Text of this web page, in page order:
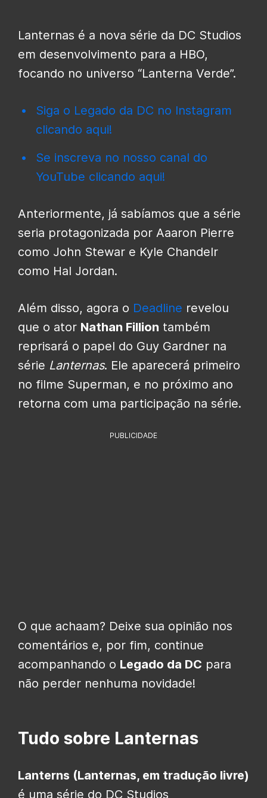
Lanternas é a nova série da DC Studios
em desenvolvimento para a HBO,
focando no universo “Lanterna Verde”.
Siga o Legado da DC no Instagram
clicando aqui!
Se inscreva no nosso canal do
YouTube clicando aqui!
Anteriormente, já sabíamos que a série
seria protagonizada por Aaaron Pierre
como John Stewar e Kyle Chandelr
como Hal Jordan.
Além disso, agora o Deadline revelou
que o ator Nathan Fillion também
reprisará o papel do Guy Gardner na
série Lanternas. Ele aparecerá primeiro
no filme Superman, e no próximo ano
retorna com uma participação na série.
PUBLICIDADE
O que achaam? Deixe sua opinião nos
comentários e, por fim, continue
acompanhando o Legado da DC para
não perder nenhuma novidade!
Tudo sobre Lanternas
Lanterns (Lanternas, em tradução livre)
é uma série do DC Studios